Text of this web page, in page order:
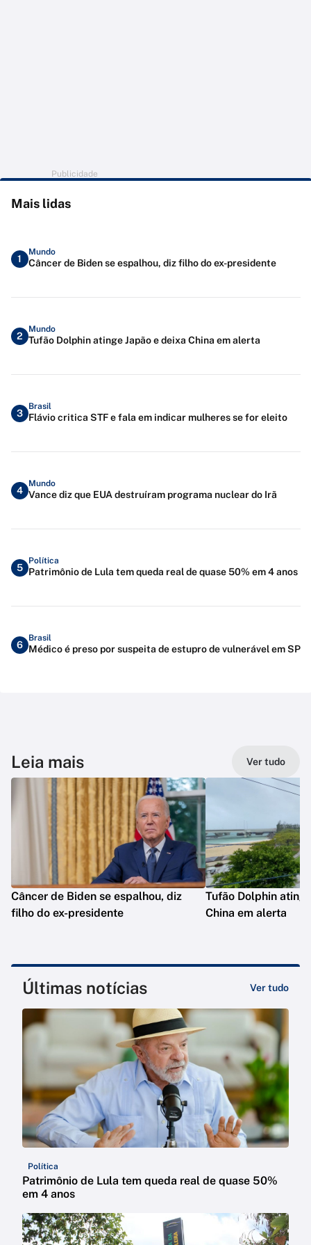
Publicidade
Mais lidas
1
Mundo
Câncer de Biden se espalhou, diz filho do ex-presidente
2
Mundo
Tufão Dolphin atinge Japão e deixa China em alerta
3
Brasil
Flávio critica STF e fala em indicar mulheres se for eleito
4
Mundo
Vance diz que EUA destruíram programa nuclear do Irã
5
Política
Patrimônio de Lula tem queda real de quase 50% em 4 anos
6
Brasil
Médico é preso por suspeita de estupro de vulnerável em SP
Leia mais Ver tudo
Câncer de Biden se espalhou, diz
filho do ex-presidente
Tufão Dolphin
China em alerta
Últimas notícias Ver tudo
Política
Patrimônio de Lula tem queda real de quase 50%
em 4 anos